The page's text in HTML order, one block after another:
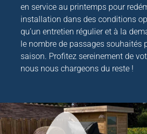
en service au printemps pour
installation dans des conditions
qu’un entretien régulier et à la
le nombre de passages souhaités
saison. Profitez sereinement de
nous nous chargeons du reste !